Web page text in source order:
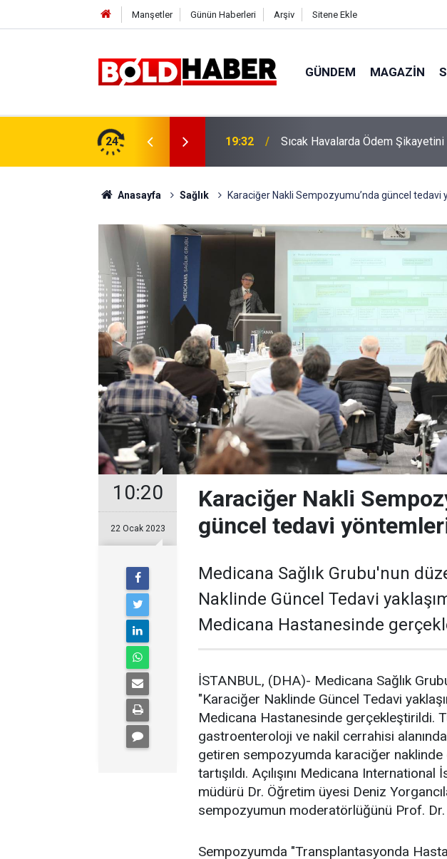
Manşetler Günün Haberleri Arşiv Sitene Ekle
GÜNDEM MAGAZIN
24 19:32 Sıcak Havalarda Ödem
Anasayfa Sağlık Karaciğer Nakli Sempozyumu’nda güncel tedavi
10:20
22 Ocak 2023
Karaciğer Nakli
güncel tedavi yöntemleri
Medicana Sağlık Grubu'nun
Naklinde Güncel Tedavi
Medicana Hastanesinde
İSTANBUL, (DHA)- Medicana Sağlık
"Karaciğer Naklinde Güncel Tedavi
Medicana Hastanesinde gerçekleştirildi.
gastroenteroloji ve nakil cerrahisi
getiren sempozyumda karaciğer
tartışıldı. Açılışını Medicana
müdürü Dr. Öğretim üyesi Deniz
sempozyumun moderatörlüğünü Prof.
Sempozyumda "Transplantasyonda